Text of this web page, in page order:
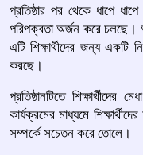
প্রতিষ্ঠার পর থেকে ধাপে
পরিপক্বতা অর্জন করে চলছে।
এটি শিক্ষার্থীদের জন্য একটি
করছে।
প্রতিষ্ঠানটিতে
কার্যক্রমের মাধ্যমে
সম্পর্কে সচেতন করে তোলে।